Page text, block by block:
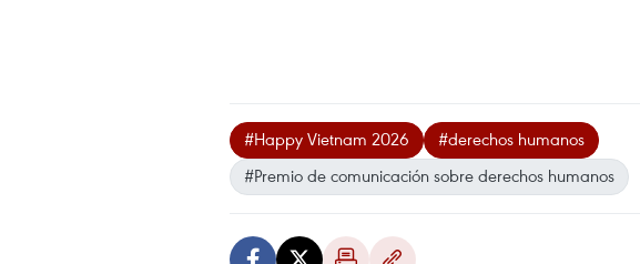
#Happy Vietnam 2026
#derechos humanos
#Premio de comunicación sobre derechos humanos